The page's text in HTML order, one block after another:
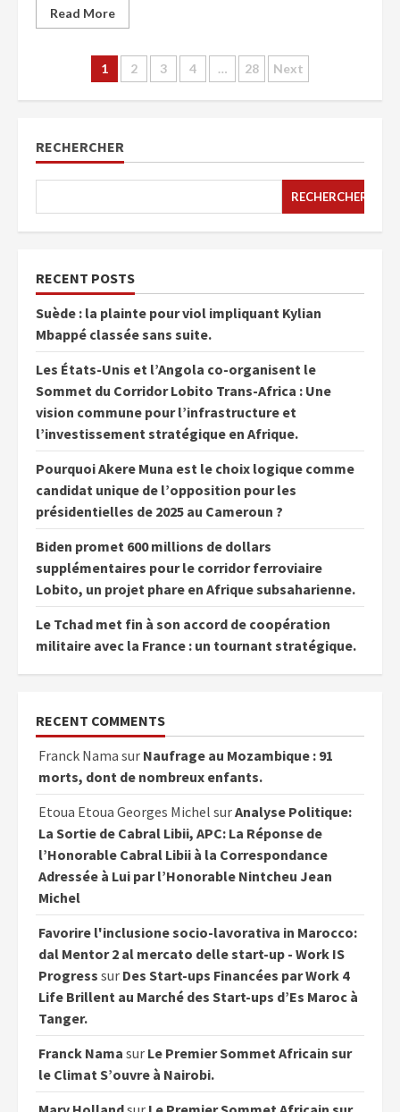
Read More
1 2 3 4 … 28 Next
RECHERCHER
RECHERCHER
RECENT POSTS
Suède : la plainte pour viol impliquant Kylian
Mbappé classée sans suite.
Les États-Unis et l’Angola co-organisent le
Sommet du Corridor Lobito Trans-Africa : Une
vision commune pour l’infrastructure et
l’investissement stratégique en Afrique.
Pourquoi Akere Muna est le choix logique comme
candidat unique de l’opposition pour les
présidentielles de 2025 au Cameroun ?
Biden promet 600 millions de dollars
supplémentaires pour le corridor ferroviaire
Lobito, un projet phare en Afrique subsaharienne.
Le Tchad met fin à son accord de coopération
militaire avec la France : un tournant stratégique.
RECENT COMMENTS
Franck Nama sur Naufrage au Mozambique : 91
morts, dont de nombreux enfants.
Etoua Etoua Georges Michel surAnalyse Politique:
La Sortie de Cabral Libii, APC: La Réponse de
l’Honorable Cabral Libii à la Correspondance
Adressée à Lui par l’Honorable Nintcheu Jean
Michel
Favorire l'inclusione socio-lavorativa in Marocco:
dal Mentor 2 al mercato delle start-up - Work IS
Progress sur Des Start-ups Financées par Work 4
Life Brillent au Marché des Start-ups d’Es Maroc à
Tanger.
Franck Nama sur Le Premier Sommet Africain sur
le Climat S’ouvre à Nairobi.